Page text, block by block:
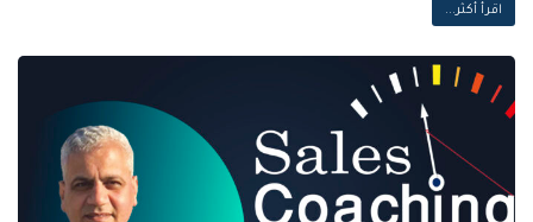
اقرأ أكثر...